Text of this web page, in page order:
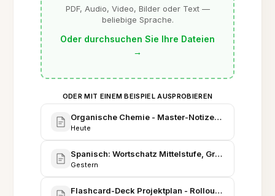
PDF, Audio, Video, Bilder oder Text —
beliebige Sprache.
Oder durchsuchen Sie Ihre Dateien
→
ODER MIT EINEM BEISPIEL AUSPROBIEREN
Organische Chemie - Master-Notizen zur
Heute
Spanisch: Wortschatz Mittelstufe,
Gestern
Flashcard-Deck Projektplan - Rollout für Corporate